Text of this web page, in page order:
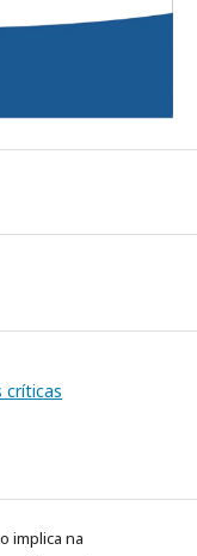
críticas
implica na